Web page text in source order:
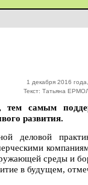
1 декабря 2016
Текст: Татьяна
тем самым
развития.
деловой
среды и
в будущем,